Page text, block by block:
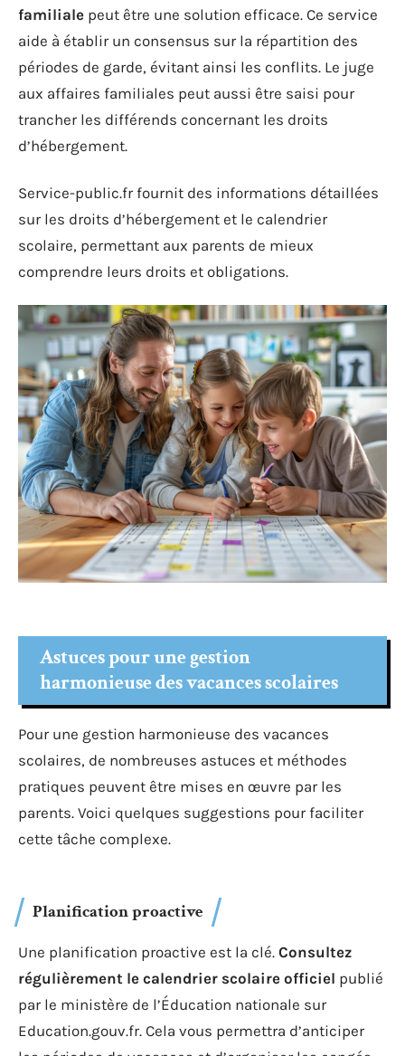
familiale peut être une solution efficace. Ce service
aide à établir un consensus sur la répartition des
périodes de garde, évitant ainsi les conflits. Le juge
aux affaires familiales peut aussi être saisi pour
trancher les différends concernant les droits
d’hébergement.
Service-public.fr fournit des informations détaillées
sur les droits d’hébergement et le calendrier
scolaire, permettant aux parents de mieux
comprendre leurs droits et obligations.
Astuces pour une gestion
harmonieuse des vacances scolaires
Pour une gestion harmonieuse des vacances
scolaires, de nombreuses astuces et méthodes
pratiques peuvent être mises en œuvre par les
parents. Voici quelques suggestions pour faciliter
cette tâche complexe.
Planification proactive
Une planification proactive est la clé. Consultez
régulièrement le calendrier scolaire officiel publié
par le ministère de l’Éducation nationale sur
Education.gouv.fr. Cela vous permettra d’anticiper